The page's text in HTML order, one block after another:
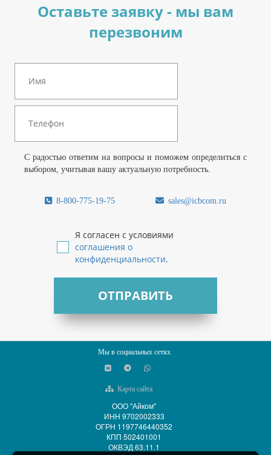
Оставьте заявку - мы вам
перезвоним
С радостью ответим на вопросы и поможем определиться с
выбором, учитывая вашу актуальную потребность.
8-800-775-19-75 sales@icbcom.ru
Я согласен с условиями
соглашения о
конфиденциальности.
ОТПРАВИТЬ
Мы в социальных сетях
Карта сайта
ООО "Айком"
ИНН 9702002333
ОГРН 1197746440352
КПП 502401001
ОКВЭД 63.11.1